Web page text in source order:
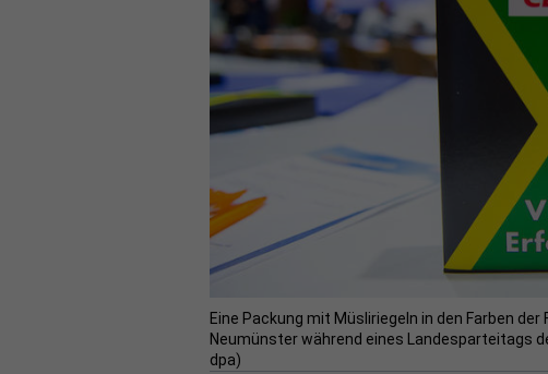
Eine Packung mit Müsliriegeln in den Farben
Neumünster während eines Landesparteitags
dpa)